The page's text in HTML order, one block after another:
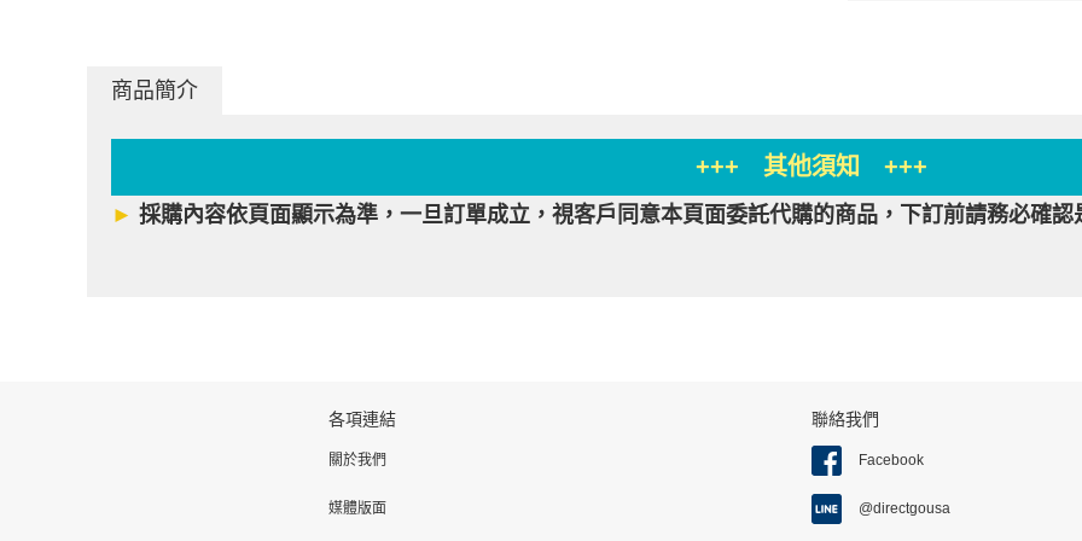
商品簡介
+++ 其他須知 +++
► 採購內容依頁面顯示為準，一旦訂單成立，視客戶同意本頁面委託代購的商品，下訂前請務必確認
各項連結
關於我們
媒體版面
聯絡我們
Facebook
@directgousa